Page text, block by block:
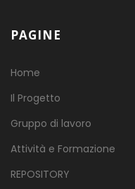
PAGINE
Home
Il Progetto
Gruppo di lavoro
Attività e Formazione
REPOSITORY